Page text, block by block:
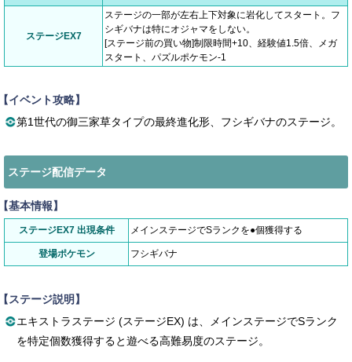
ステージEX7
ステージの一部が左右上下対象に岩化してスタート。フ
シギバナは特にオジャマをしない。
[ステージ前の買い物]制限時間+10、経験値1.5倍、メガ
スタート、パズルポケモン-1
イベント攻略】
第1世代の御三家草タイプの最終進化形、フシギバナのステージ。
ステージ配信データ
基本情報】
ステージEX7 出現条件 メインステージでSランクを●個獲得する
登場ポケモン フシギバナ
ステージ説明】
エキストラステージ (ステージEX) は、メインステージでSランク
を特定個数獲得すると遊べる高難易度のステージ。